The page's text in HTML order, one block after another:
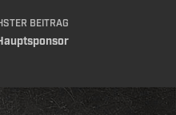
BEITRAG